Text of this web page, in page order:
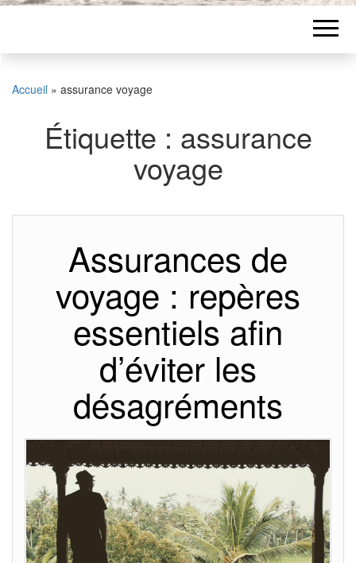
Accueil » assurance voyage
Étiquette : assurance
voyage
Assurances de
voyage : repères
essentiels afin
d’éviter les
désagréments